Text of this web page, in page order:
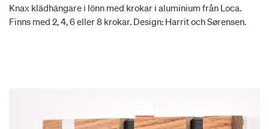
Knax klädhängare i lönn med krokar i aluminium från Loca.
Finns med 2, 4, 6 eller 8 krokar. Design: Harrit och Sørensen.